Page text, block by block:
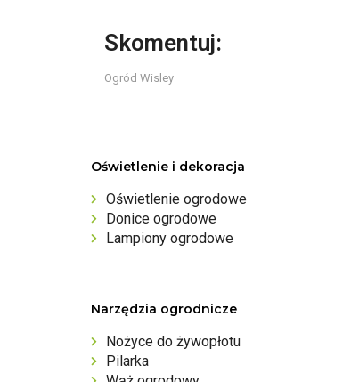
Skomentuj:
Ogród Wisley
Oświetlenie i dekoracja
Oświetlenie ogrodowe
Donice ogrodowe
Lampiony ogrodowe
Narzędzia ogrodnicze
Nożyce do żywopłotu
Pilarka